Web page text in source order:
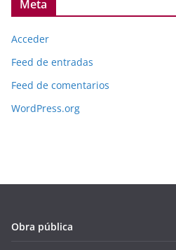
Meta
Acceder
Feed de entradas
Feed de comentarios
WordPress.org
Obra pública